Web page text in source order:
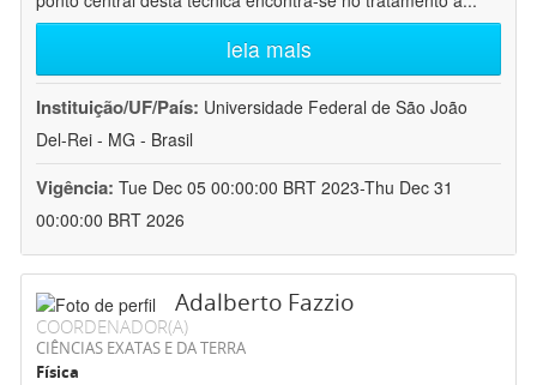
leia mais
Instituição/UF/País: Universidade Federal de São João
Del-Rei - MG - Brasil
Vigência: Tue Dec 05 00:00:00 BRT 2023-Thu Dec 31
00:00:00 BRT 2026
Adalberto Fazzio
COORDENADOR(A)
CIÊNCIAS EXATAS E DA TERRA
Física